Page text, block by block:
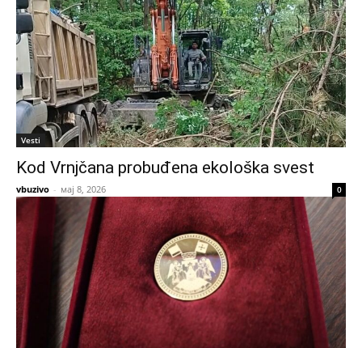
Vesti
Kod Vrnjčana probuđena ekološka svest
vbuzivo - мај 8, 2026 0